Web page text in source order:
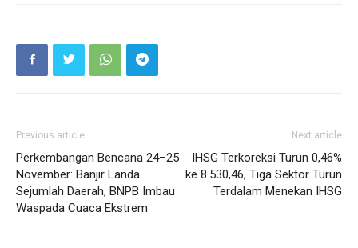
Previous article
Perkembangan Bencana 24–25
November: Banjir Landa
Sejumlah Daerah, BNPB Imbau
Waspada Cuaca Ekstrem
Next article
IHSG Terkoreksi Turun 0,46%
ke 8.530,46, Tiga Sektor Turun
Terdalam Menekan IHSG